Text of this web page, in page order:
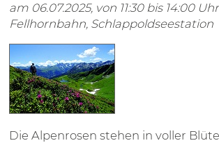
am 06.07.2025, von 11:30 bis 14:00
Fellhornbahn, Schlappoldseestation
Die Alpenrosen stehen in voller